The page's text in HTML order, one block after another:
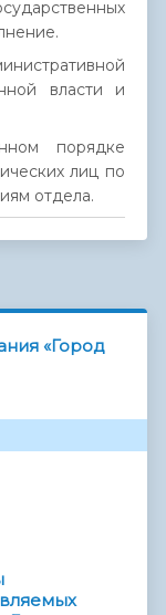
власти и
порядке
лиц по
отдела.
«Город